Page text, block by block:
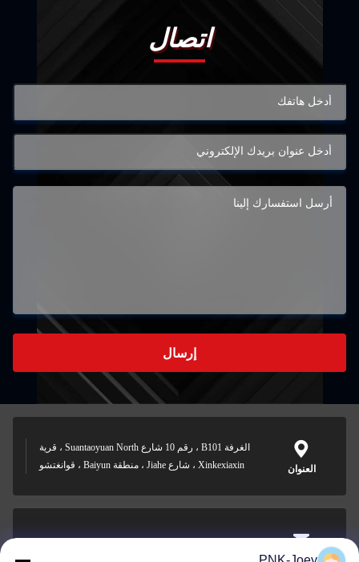
اتصال
إرسال
العنوان
الغرفة B101 ، رقم 10 شارع Suantaoyuan North ، قرية
Xinkexiaxin ، شارع Jiahe ، منطقة Baiyun ، قوانغتشو
xianzhihao@gzxingchao.info